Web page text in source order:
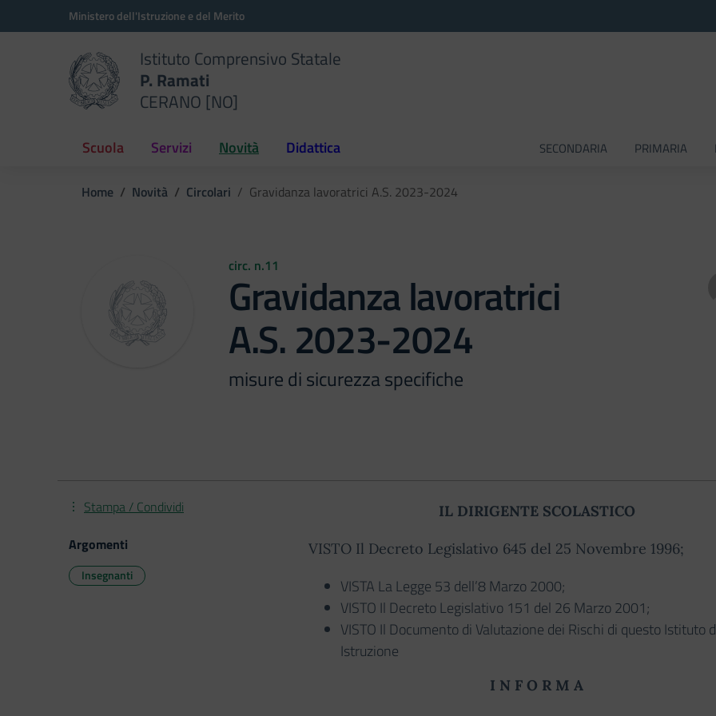
Vai ai contenuti
Vai al menu di navigazioneMinistero dell'Istruzione e del Merito
Istituto Comprensivo Statale
P. Ramati
CERANO [NO]
Scuola Servizi Novità Didattica SECONDARIA PRIMARIA
Home Novità Circolari Gravidanza lavoratrici A.S. 2023-2024
circ. n.11
Gravidanza lavoratrici
A.S. 2023-2024
misure di sicurezza specifiche
IL DIRIGENTE SCOLASTICO
VISTO Il Decreto Legislativo 645 del 25 Novembre 1996;
VISTA La Legge 53 dell’8 Marzo 2000;
VISTO Il Decreto Legislativo 151 del 26 Marzo 2001;
VISTO Il Documento di Valutazione dei Rischi di questo Istituto
Istruzione
I N F O R M A
Stampa / Condividi
Argomenti
Insegnanti